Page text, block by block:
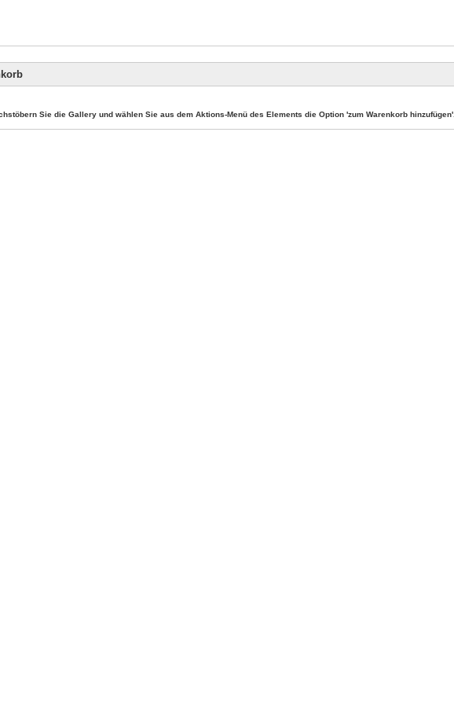
Sie die Gallery und wählen Sie aus dem Aktions-Menü des Elements die Option 'zum Warenkorb hinzufügen'.